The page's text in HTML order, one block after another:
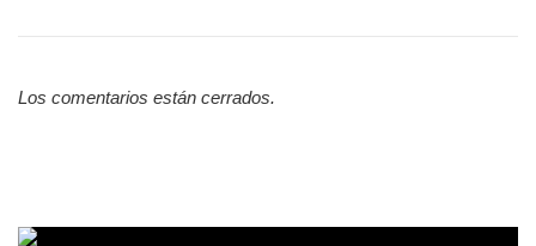
Los comentarios están cerrados.